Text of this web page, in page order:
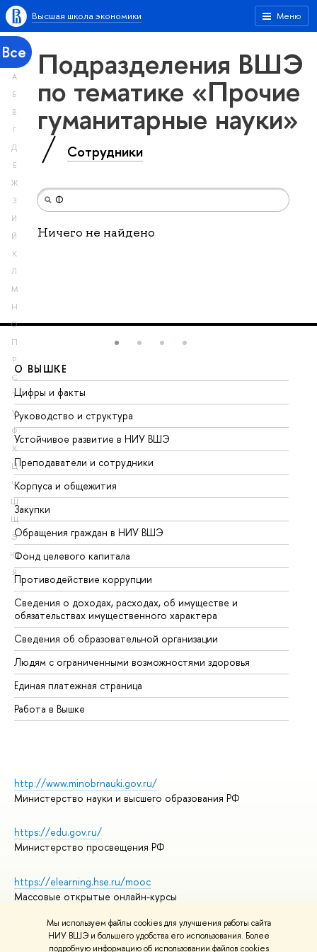
Мы используем файлы cookies для улучшения работы сайта
НИУ ВШЭ и большего удобства его использования. Более
подробную информацию об использовании файлов cookies
Меню
Высшая школа экономики
Все
А
Б
В
Г
Д
Е
Ж
З
И
Й
К
Л
М
Н
О
П
Р
С
Т
У
Ф
Х
Ц
Ч
Ш
Щ
Э
Ю
Я
Подразделения ВШЭ
по тематике «Прочие
гуманитарные науки»
Сотрудники
Ничего не найдено
О ВЫШКЕ
Цифры и факты
Руководство и структура
Устойчивое развитие в НИУ ВШЭ
Преподаватели и сотрудники
Корпуса и общежития
Закупки
Обращения граждан в НИУ ВШЭ
Фонд целевого капитала
Противодействие коррупции
Сведения о доходах, расходах, об имуществе и
обязательствах имущественного характера
Сведения об образовательной организации
Людям с ограниченными возможностями здоровья
Единая платежная страница
Работа в Вышке
http://www.minobrnauki.gov.ru/
Министерство науки и высшего образования РФ
https://edu.gov.ru/
Министерство просвещения РФ
https://elearning.hse.ru/mooc
Массовые открытые онлайн-курсы